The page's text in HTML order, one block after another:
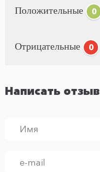
Положительные 0
Отрицательные 0
Написать отзыв